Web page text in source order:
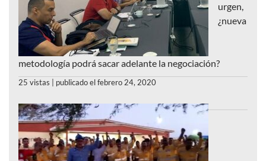
urgen,
¿nueva
metodología podrá sacar adelante la negociación?
25 vistas publicado el febrero 24, 2020